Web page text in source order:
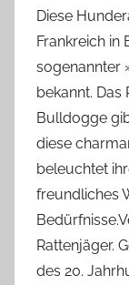
Diese
Frankreich in
sogenannter
bekannt. Das
Bulldogge
diese
beleuchtet
freundliches
Bedürfnisse.
Rattenjäger.
des 20.